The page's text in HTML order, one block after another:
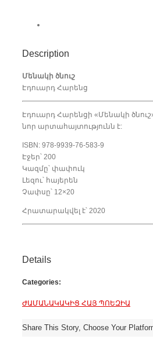
Description
Մենակի ծնուշ
Էդուարդ Հարենց
Էդուարդ Հարենցի «Մենակի
նոր արտահայտությունն է:
ISBN: 978-9939-76-583-9
Էջեր՝ 200
Կազմը՝ փափուկ
Լեզու՝ հայերեն
Չափսը՝ 12×20
Հրատարակվել է՝ 2020
Details
Categories:
ԺԱՄԱՆԱԿԱԿԻՑ ՀԱՅ ՊՈԵԶԻԱ
Share This Story, Choose Your